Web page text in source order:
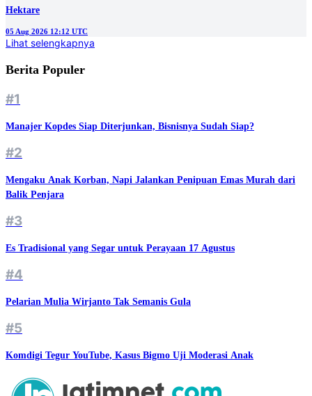
Hektare
05 Aug 2026 12:12 UTC
Lihat selengkapnya
Berita Populer
#1
Manajer Kopdes Siap Diterjunkan, Bisnisnya Sudah Siap?
#2
Mengaku Anak Korban, Napi Jalankan Penipuan Emas Murah dari
Balik Penjara
#3
Es Tradisional yang Segar untuk Perayaan 17 Agustus
#4
Pelarian Mulia Wirjanto Tak Semanis Gula
#5
Komdigi Tegur YouTube, Kasus Bigmo Uji Moderasi Anak